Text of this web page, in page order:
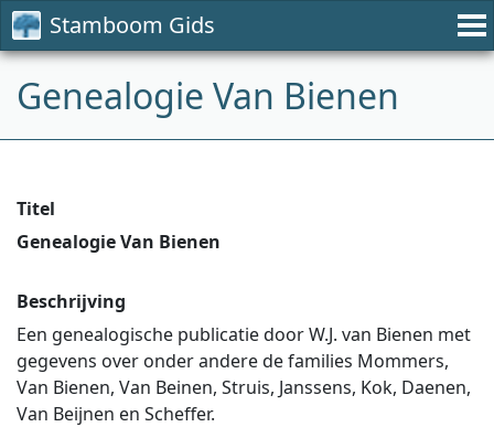
Stamboom Gids
Genealogie Van Bienen
Titel
Genealogie Van Bienen
Beschrijving
Een genealogische publicatie door W.J. van Bienen met
gegevens over onder andere de families Mommers,
Van Bienen, Van Beinen, Struis, Janssens, Kok, Daenen,
Van Beijnen en Scheffer.